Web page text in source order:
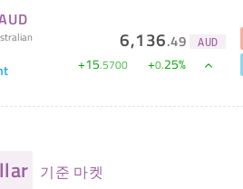
6,136.49 AUD
+15.5700 +0.25%
기준 마켓